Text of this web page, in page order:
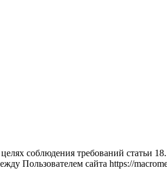
соблюдения требований статьи
Пользователем сайта https://